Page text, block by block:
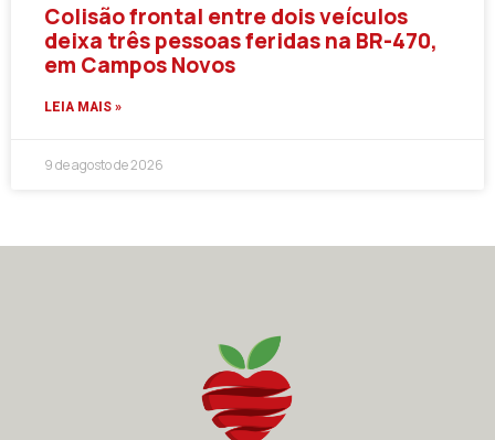
Colisão frontal entre dois veículos
deixa três pessoas feridas na BR-470,
em Campos Novos
LEIA MAIS »
9 de agosto de 2026